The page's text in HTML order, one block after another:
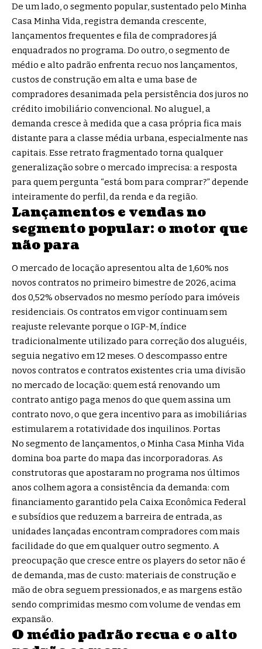
De um lado, o segmento popular, sustentado pelo Minha
Casa Minha Vida, registra demanda crescente,
lançamentos frequentes e fila de compradores já
enquadrados no programa. Do outro, o segmento de
médio e alto padrão enfrenta recuo nos lançamentos,
custos de construção em alta e uma base de
compradores desanimada pela persistência dos juros no
crédito imobiliário convencional. No aluguel, a
demanda cresce à medida que a casa própria fica mais
distante para a classe média urbana, especialmente nas
capitais. Esse retrato fragmentado torna qualquer
generalização sobre o mercado imprecisa: a resposta
para quem pergunta “está bom para comprar?” depende
inteiramente do perfil, da renda e da região.
Lançamentos e vendas no
segmento popular: o motor que
não para
O mercado de locação apresentou alta de 1,60% nos
novos contratos no primeiro bimestre de 2026, acima
dos 0,52% observados no mesmo período para imóveis
residenciais. Os contratos em vigor continuam sem
reajuste relevante porque o IGP-M, índice
tradicionalmente utilizado para correção dos aluguéis,
seguia negativo em 12 meses. O descompasso entre
novos contratos e contratos existentes cria uma divisão
no mercado de locação: quem está renovando um
contrato antigo paga menos do que quem assina um
contrato novo, o que gera incentivo para as imobiliárias
estimularem a rotatividade dos inquilinos. Portas
No segmento de lançamentos, o Minha Casa Minha Vida
domina boa parte do mapa das incorporadoras. As
construtoras que apostaram no programa nos últimos
anos colhem agora a consistência da demanda: com
financiamento garantido pela Caixa Econômica Federal
e subsídios que reduzem a barreira de entrada, as
unidades lançadas encontram compradores com mais
facilidade do que em qualquer outro segmento. A
preocupação que cresce entre os players do setor não é
de demanda, mas de custo: materiais de construção e
mão de obra seguem pressionados, e as margens estão
sendo comprimidas mesmo com volume de vendas em
expansão.
O médio padrão recua e o alto